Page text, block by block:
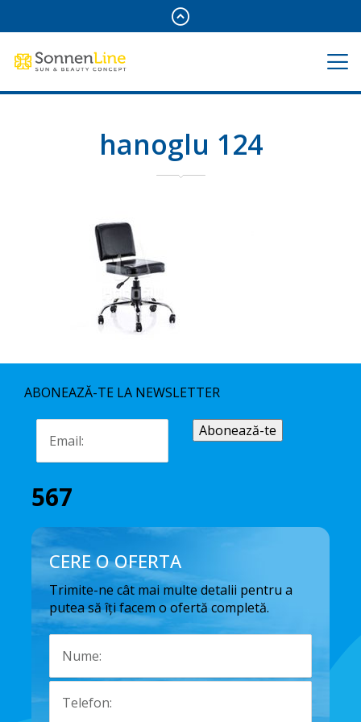
hanoglu 124
ABONEAZĂ-TE LA NEWSLETTER
567
CERE O OFERTA
Trimite-ne cât mai multe detalii pentru a
putea să îți facem o ofertă completă.